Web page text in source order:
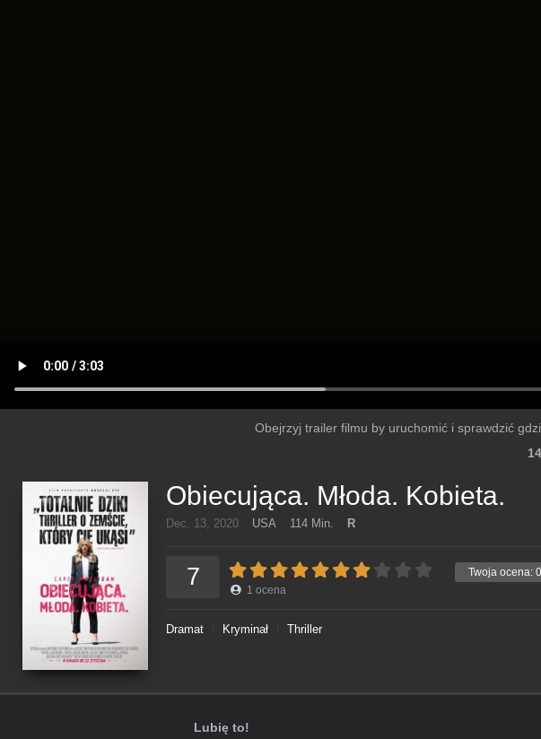
Obejrzyj trailer filmu by uruchomić i sprawdzić
Obiecująca. Młoda. Kobieta.
Dec. 13, 2020 USA 114 Min. R
Twoja ocena: 0
7 1 ocena
Dramat Kryminał Thriller
Lubię to!